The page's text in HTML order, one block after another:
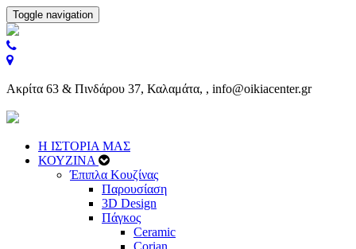
Toggle navigation
Ακρίτα 63 & Πινδάρου 37, Καλαμάτα, , info@oikiacenter.gr
Η ΙΣΤΟΡΙΑ ΜΑΣ
ΚΟΥΖΙΝΑ
Έπιπλα Κουζίνας
Παρουσίαση
3D Design
Πάγκος
Ceramic
Corian